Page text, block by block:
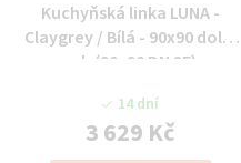
Kuchyňská linka LUNA -
Claygrey / Bílá - 90x90 dolní
roh (90x90 DN 2F)
14 dní
3 629 Kč